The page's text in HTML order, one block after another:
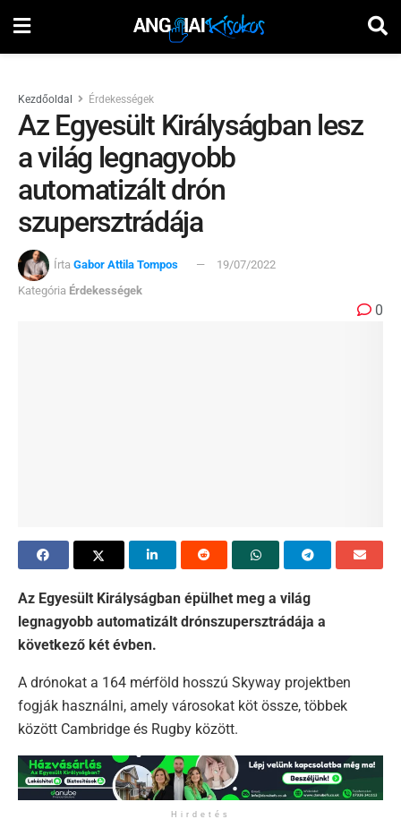
Kezdőoldal Érdekességek
Az Egyesült Királyságban lesz
a világ legnagyobb
automatizált drón
szupersztrádája
Írta Gabor Attila Tompos
19/07/2022
Kategória Érdekességek
0
Az Egyesült Királyságban épülhet meg a világ
legnagyobb automatizált drónszupersztrádája a
következő két évben.
A drónokat a 164 mérföld hosszú Skyway projektben
fogják használni, amely városokat köt össze, többek
között Cambridge és Rugby között.
Hirdetés